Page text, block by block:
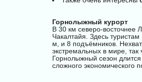
Горнолыжный курорт
В 30 км северо-восточнее
Чакалтайя. Здесь
м, и 8 подъёмников.
экстремальных в мире, так
Горнолыжный сезон
сложного экономического